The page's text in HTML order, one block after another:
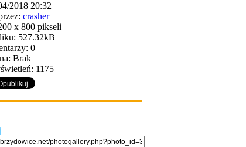
2018 20:32
crasher
x 800 pikseli
527.32kB
0
Brak
1175